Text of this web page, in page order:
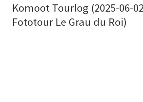
Komoot Tourlog (2025-06-
Fototour Le Grau du Roi)